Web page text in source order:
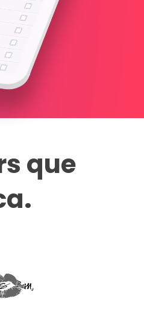
que